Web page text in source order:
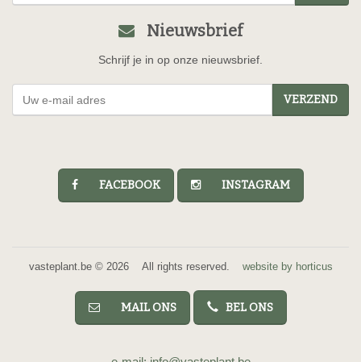
Nieuwsbrief
Schrijf je in op onze nieuwsbrief.
VERZEND
FACEBOOK INSTAGRAM
vasteplant.be © 2026 All rights reserved. website by horticus
MAIL ONS BEL ONS